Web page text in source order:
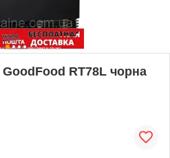
RT78L чорна